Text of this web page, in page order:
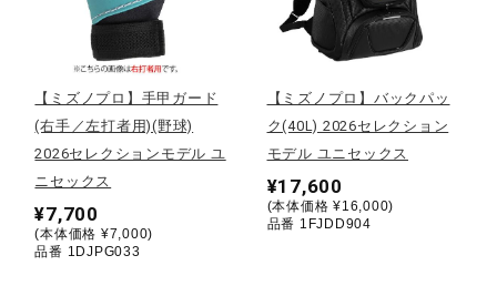
メディカル
コラボ／ライセンス
セール
その他
【ミズノプロ】手甲ガード
(右手／左打者用)(野球)
2026セレクションモデル ユ
ニセックス
¥7,700
(本体価格 ¥7,000)
品番 1DJPG033
【ミズノプロ】バックパッ
ク(40L) 2026セレクション
モデル ユニセックス
¥17,600
(本体価格 ¥16,000)
品番 1FJDD904